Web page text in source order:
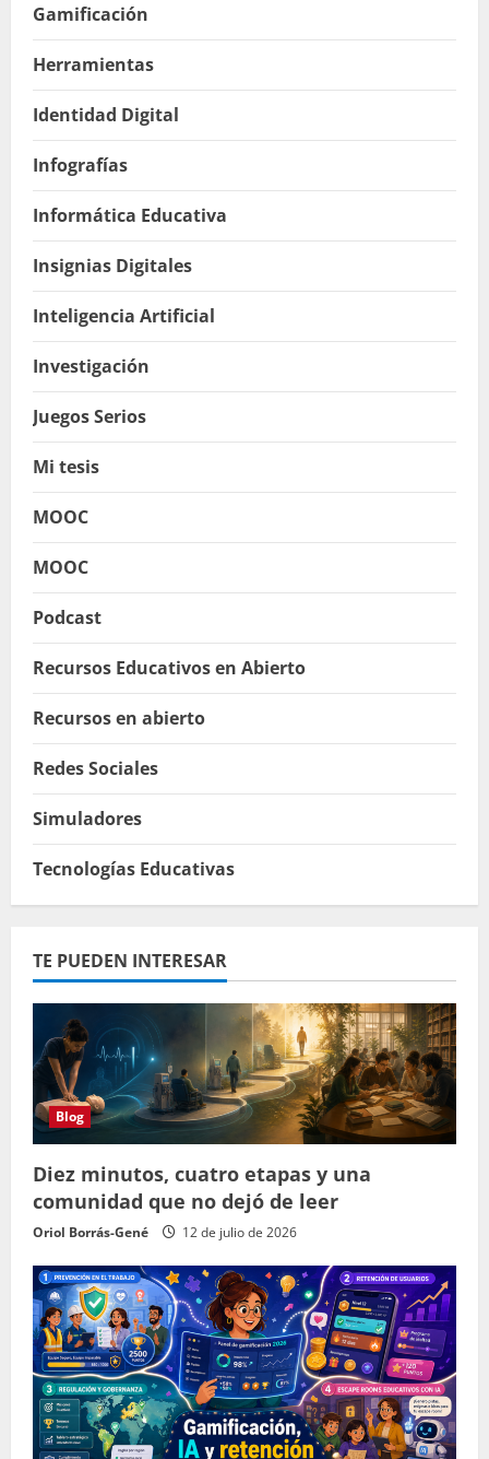
Gamificación
Herramientas
Identidad Digital
Infografías
Informática Educativa
Insignias Digitales
Inteligencia Artificial
Investigación
Juegos Serios
Mi tesis
MOOC
MOOC
Podcast
Recursos Educativos en Abierto
Recursos en abierto
Redes Sociales
Simuladores
Tecnologías Educativas
TE PUEDEN INTERESAR
Blog
Diez minutos, cuatro etapas y una
comunidad que no dejó de leer
Oriol Borrás-Gené 12 de julio de 2026